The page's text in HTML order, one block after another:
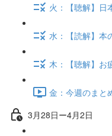
火：【聴解】日
水：【読解】本
木：【聴解】お
金：今週のまと
3月28日ー4月2日